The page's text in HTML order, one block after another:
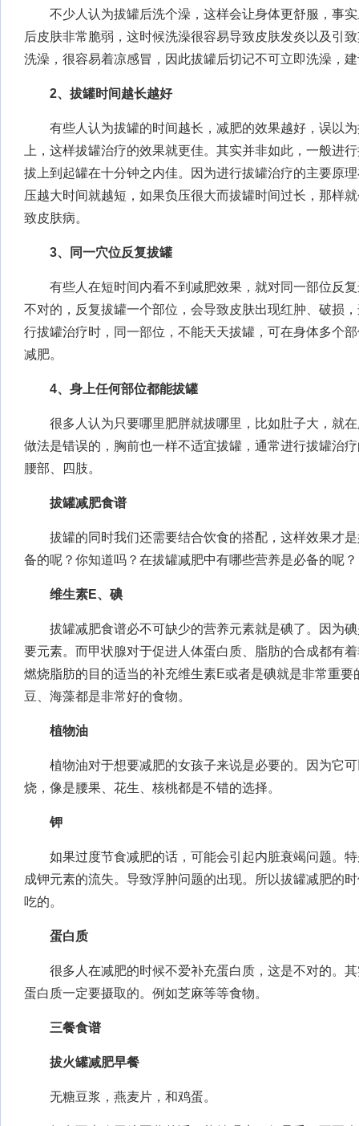
不少人认为拔罐后洗个澡，这样会让身体更舒服，事实
后皮肤非常脆弱，这时候洗澡很容易导致皮肤发炎以及引
洗澡，很容易着凉感冒，因此拔罐后切记不可立即洗澡，
2、拔罐时间越长越好
有些人认为拔罐的时间越长，减肥的效果越好，误以为
上，这样拔罐治疗的效果就更佳。其实并非如此，一般进
拔上到起罐在十分钟之内佳。因为进行拔罐治疗的主要原
压越大时间就越短，如果负压很大而拔罐时间过长，那样
致皮肤病。
3、同一穴位反复拔罐
有些人在短时间内看不到减肥效果，就对同一部位反复
不对的，反复拔罐一个部位，会导致皮肤出现红肿、破损
行拔罐治疗时，同一部位，不能天天拔罐，可在身体多个
减肥。
4、身上任何部位都能拔罐
很多人认为只要哪里肥胖就拔哪里，比如肚子大，就在
做法是错误的，胸前也一样不适宜拔罐，通常进行拔罐治
腰部、四肢。
拔罐减肥食谱
拔罐的同时我们还需要结合饮食的搭配，这样效果才
备的呢？你知道吗？在拔罐减肥中有哪些营养是必备的呢？
维生素E、碘
拔罐减肥食谱必不可缺少的营养元素就是碘了。因为碘
要元素。而甲状腺对于促进人体蛋白质、脂肪的合成都有
燃烧脂肪的目的适当的补充维生素E或者是碘就是非常重要
豆、海藻都是非常好的食物。
植物油
植物油对于想要减肥的女孩子来说是必要的。因为它可
烧，像是腰果、花生、核桃都是不错的选择。
钾
如果过度节食减肥的话，可能会引起内脏衰竭问题。特
成钾元素的流失。导致浮肿问题的出现。所以拔罐减肥的
吃的。
蛋白质
很多人在减肥的时候不爱补充蛋白质，这是不对的。其
蛋白质一定要摄取的。例如芝麻等等食物。
三餐食谱
拔火罐减肥早餐
无糖豆浆，燕麦片，和鸡蛋。